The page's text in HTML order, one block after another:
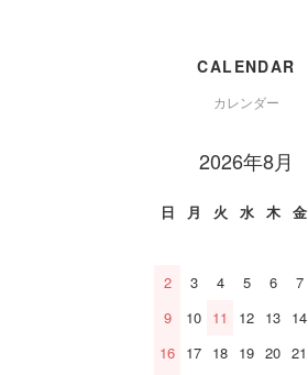
CALENDAR
カレンダー
2026年8月
日 月 火 水 木 金
2
3 4 5 6 7
9
10 11 12 13 14
16 17 18 19 20 21